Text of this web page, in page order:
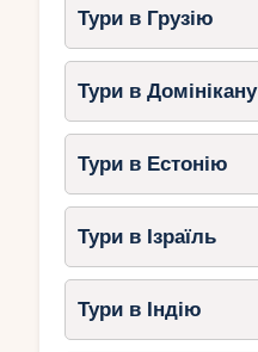
Тури в Грузію
Тури в Домінікану
Тури в Естонію
Тури в Ізраїль
Тури в Індію